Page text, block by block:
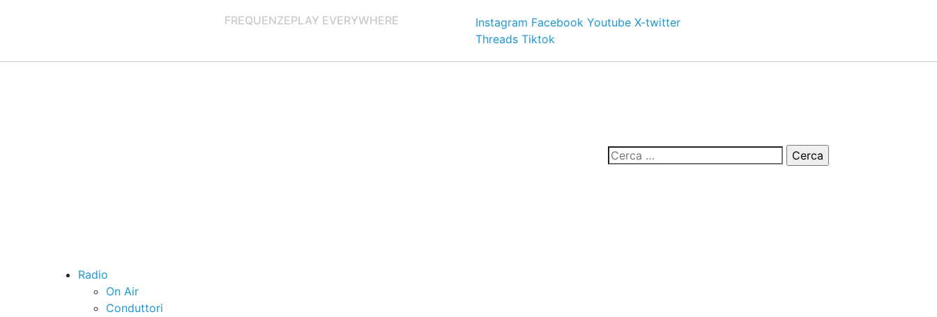
FREQUENZEPLAY EVERYWHERE Instagram Facebook Youtube X-twitter
Threads Tiktok
Radio
On Air
Conduttori